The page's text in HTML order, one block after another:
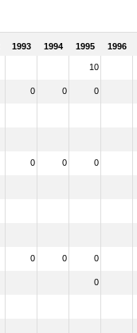
1993 1994 1995 1996
10
0 0 0
0 0 0
0 0 0
0